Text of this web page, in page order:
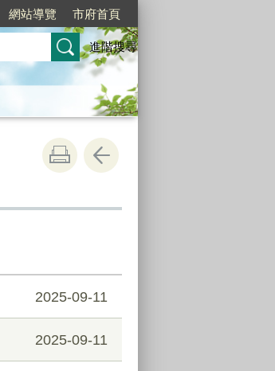
網站導覽 市府首頁
進階搜尋
2025-09-11
2025-09-11